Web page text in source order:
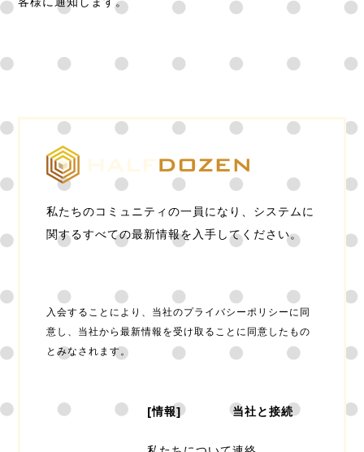
私たちのコミュニティの一員になり、システムに
関するすべての最新情報を入手してください。
入会することにより、当社のプライバシーポリシーに同
意し、当社から最新情報を受け取ることに同意したもの
とみなされます。
[情報] 当社と接続